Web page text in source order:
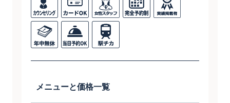
メニューと価格一覧